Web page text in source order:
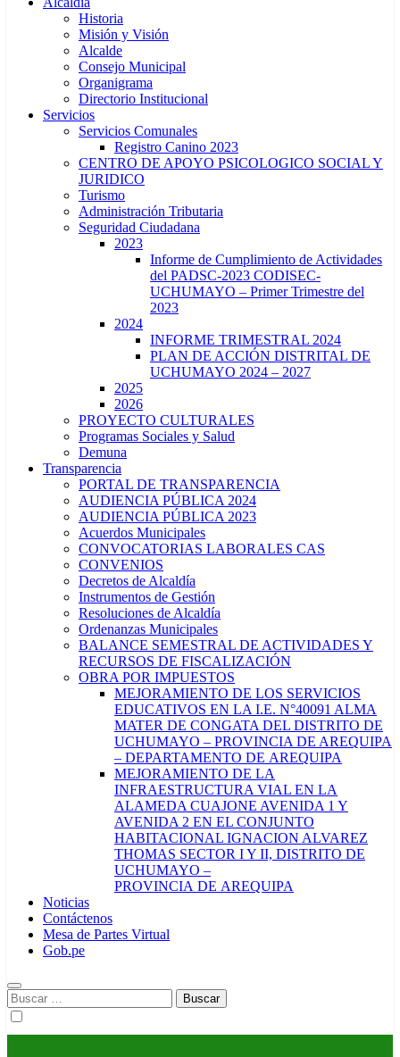
Historia
Misión y Visión
Alcalde
Consejo Municipal
Organigrama
Directorio Institucional
Servicios
Servicios Comunales
Registro Canino 2023
CENTRO DE APOYO PSICOLOGICO SOCIAL Y
JURIDICO
Turismo
Administración Tributaria
Seguridad Ciudadana
2023
Informe de Cumplimiento de Actividades
del PADSC-2023 CODISEC-
UCHUMAYO – Primer Trimestre del
2023
2024
INFORME TRIMESTRAL 2024
PLAN DE ACCIÓN DISTRITAL DE
UCHUMAYO 2024 – 2027
2025
2026
PROYECTO CULTURALES
Programas Sociales y Salud
Demuna
Transparencia
PORTAL DE TRANSPARENCIA
AUDIENCIA PÚBLICA 2024
AUDIENCIA PÚBLICA 2023
Acuerdos Municipales
CONVOCATORIAS LABORALES CAS
CONVENIOS
Decretos de Alcaldía
Instrumentos de Gestión
Resoluciones de Alcaldía
Ordenanzas Municipales
BALANCE SEMESTRAL DE ACTIVIDADES Y
RECURSOS DE FISCALIZACIÓN
OBRA POR IMPUESTOS
MEJORAMIENTO DE LOS SERVICIOS
EDUCATIVOS EN LA I.E. N°40091 ALMA
MATER DE CONGATA DEL DISTRITO DE
UCHUMAYO – PROVINCIA DE AREQUIPA
– DEPARTAMENTO DE AREQUIPA
MEJORAMIENTO DE LA
INFRAESTRUCTURA VIAL EN LA
ALAMEDA CUAJONE AVENIDA 1 Y
AVENIDA 2 EN EL CONJUNTO
HABITACIONAL IGNACION ALVAREZ
THOMAS SECTOR I Y II, DISTRITO DE
UCHUMAYO –
PROVINCIA DE AREQUIPA
Noticias
Contáctenos
Mesa de Partes Virtual
Gob.pe
Buscar: